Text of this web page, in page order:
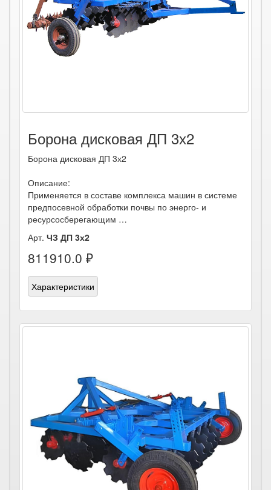
Борона дисковая ДП 3х2
Борона дисковая ДП 3х2
Описание:
Применяется в составе комплекса машин в системе
предпосевной обработки почвы по энерго- и
ресурсосберегающим …
Арт. ЧЗ ДП 3х2
811910.0 ₽
Характеристики